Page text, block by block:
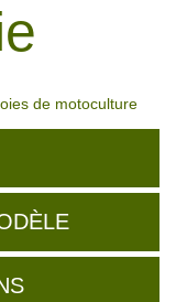
de motoculture